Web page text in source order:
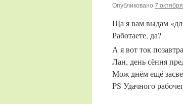
Опубликовано 7
Ща я вам выдам
Работаете, да?
А я вот ток
Лан, день сёння
Мож днём ещё
PS Удачного